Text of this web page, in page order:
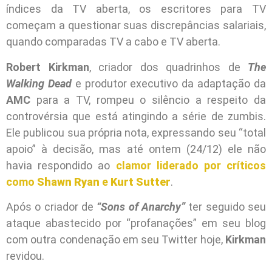
índices da TV aberta, os escritores para TV
começam a questionar suas discrepâncias salariais,
quando comparadas TV a cabo e TV aberta.
Robert Kirkman, criador dos quadrinhos de The
Walking Deade produtor executivo da adaptação da
AMC para a TV, rompeu o silêncio a respeito da
controvérsia que está atingindo a série de zumbis.
Ele publicou sua própria nota, expressando seu “total
apoio” à decisão, mas até ontem (24/12) ele não
havia respondido ao clamor liderado por críticos
como Shawn Ryan e Kurt Sutter.
Após o criador de “Sons of Anarchy” ter seguido seu
ataque abastecido por “profanações” em seu blog
com outra condenação em seu Twitter hoje, Kirkman
revidou.